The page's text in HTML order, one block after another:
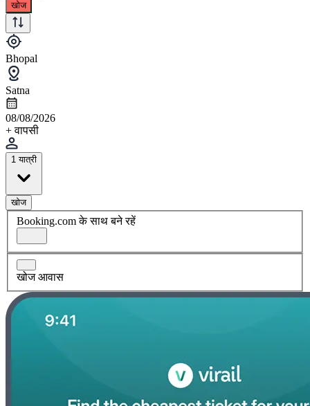
खोज
Bhopal
Satna
08/08/2026
+ वापसी
1 यात्री
खोज
Booking.com के साथ बने रहें
खोज आवास